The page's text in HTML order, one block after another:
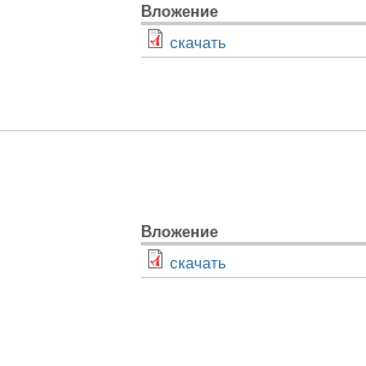
Вложение
скачать
Вложение
скачать